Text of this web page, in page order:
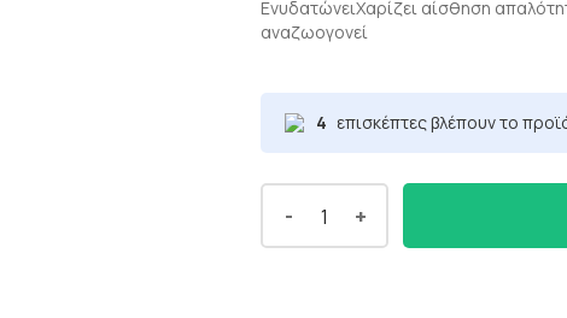
was:
τιμή
10,20
ΕνυδατώνειΧαρίζει αίσθηση
αναζωογονεί
4 επισκέπτες βλέπουν το
- +